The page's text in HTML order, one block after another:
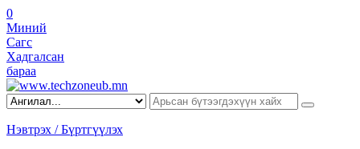
0
Миний
Сагс
Хадгалсан
бараа
Нэвтрэх / Бүртгүүлэх